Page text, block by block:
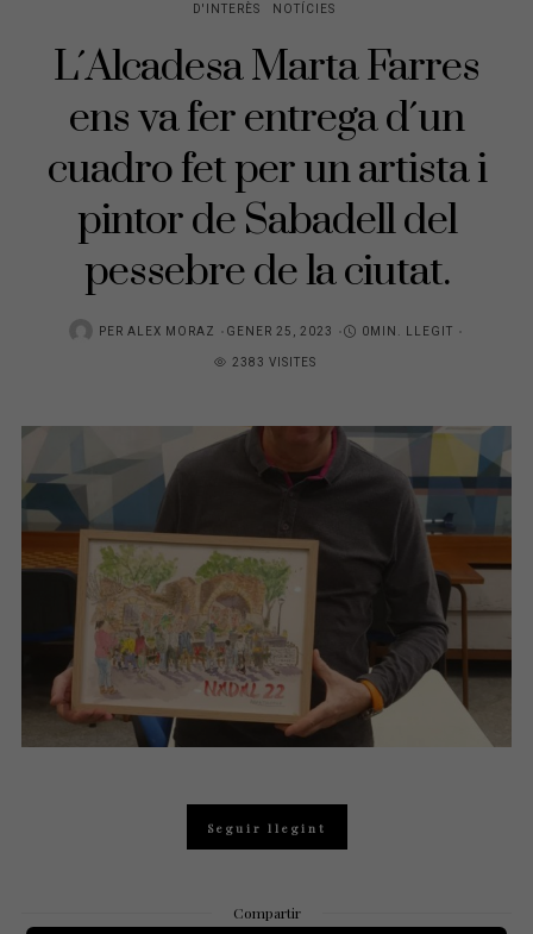
D'INTERÈS
NOTÍCIES
L´Alcadesa Marta Farres
ens va fer entrega d´un
cuadro fet per un artista i
pintor de Sabadell del
pessebre de la ciutat.
PER ALEX MORAZ
POSTED
ON
GENER 25, 2023
0MIN. LLEGIT
2383 VISITES
Seguir llegint
Compartir